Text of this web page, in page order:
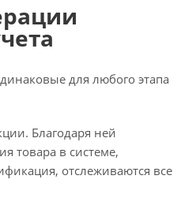
для любого этапа
Благодаря ней
товара в системе,
отслеживаются все